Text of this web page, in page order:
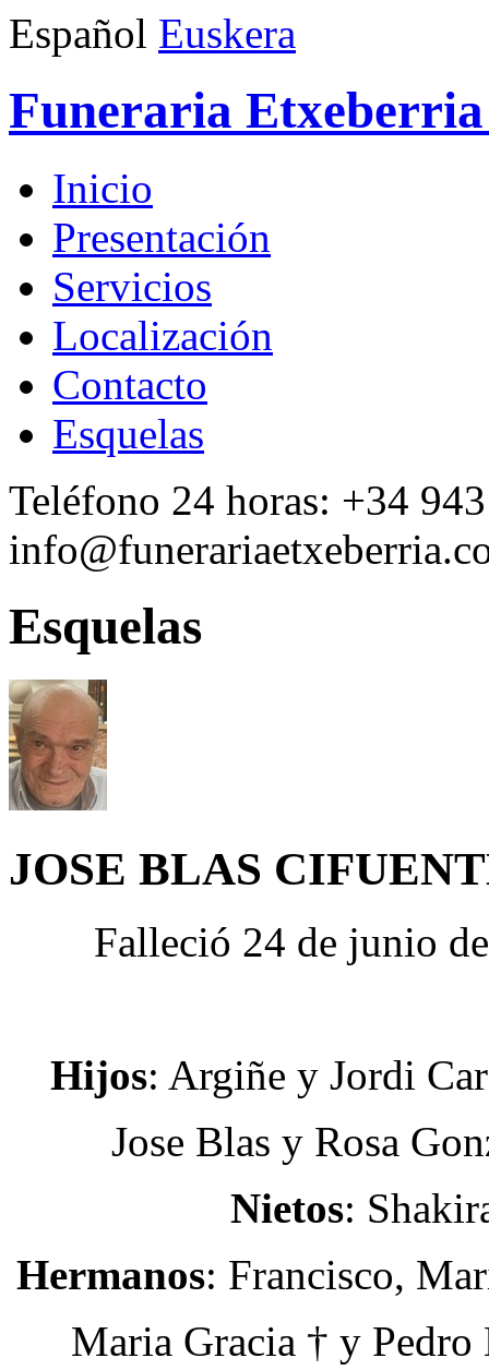
Español Euskera
Funeraria
Inicio
Presentación
Servicios
Localización
Contacto
Esquelas
Teléfono 24 horas: +34
Esquelas
JOSE BLAS
Falleció 24 de junio
Hijos: Argiñe y Jordi
Jose Blas y Rosa
Nietos:
Hermanos: Francisco,
Maria Gracia † y